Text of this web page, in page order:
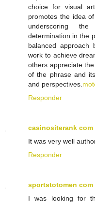
choice for visual
promotes the idea
underscoring
determination in the
balanced approach
work to achieve
others appreciate
of the phrase and
and perspectives.
Responder
casinositerank com
It was very well
Responder
sportstotomen com
I was looking for